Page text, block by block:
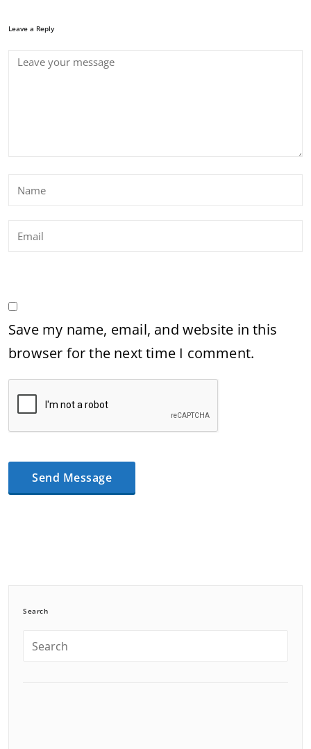
Leave a Reply
Save my name, email, and website in this
browser for the next time I comment.
Search